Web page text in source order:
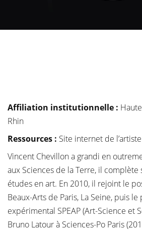
Affiliation institutionnelle :
Rhin
Ressources : Site internet de l’artiste
Vincent Chevillon a grandi en
aux Sciences de la Terre, il
études en art. En 2010, il rejoint le
Beaux-Arts de Paris, La Seine, puis
expérimental SPEAP (Art-Science et
Bruno Latour à Sciences-Po Paris